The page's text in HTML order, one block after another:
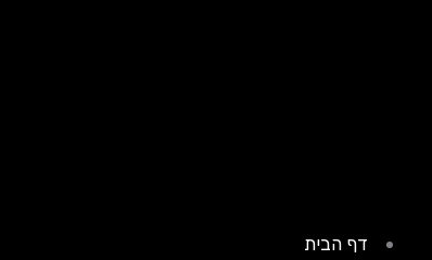
דף הבית